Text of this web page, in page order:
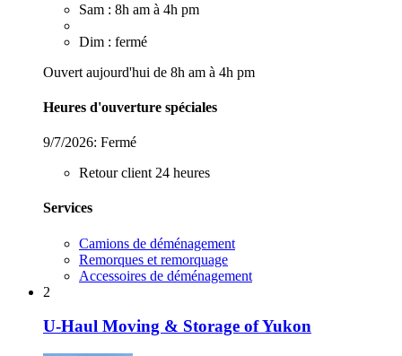
Sam : 8h am à 4h pm
Dim : fermé
Ouvert aujourd'hui de 8h am à 4h pm
Heures d'ouverture spéciales
9/7/2026: Fermé
Retour client 24 heures
Services
Camions de déménagement
Remorques et remorquage
Accessoires de déménagement
2
U-Haul Moving & Storage of Yukon